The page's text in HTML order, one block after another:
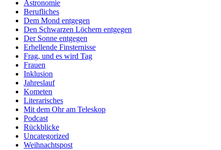
Astronomie
Berufliches
Dem Mond entgegen
Den Schwarzen Löchern entgegen
Der Sonne entgegen
Erhellende Finsternisse
Frag, und es wird Tag
Frauen
Inklusion
Jahreslauf
Kometen
Literarisches
Mit dem Ohr am Teleskop
Podcast
Rückblicke
Uncategorized
Weihnachtspost